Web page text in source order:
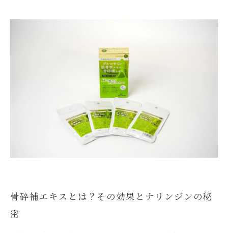
骨砕補エキスとは？その効果とナリンジンの秘
密